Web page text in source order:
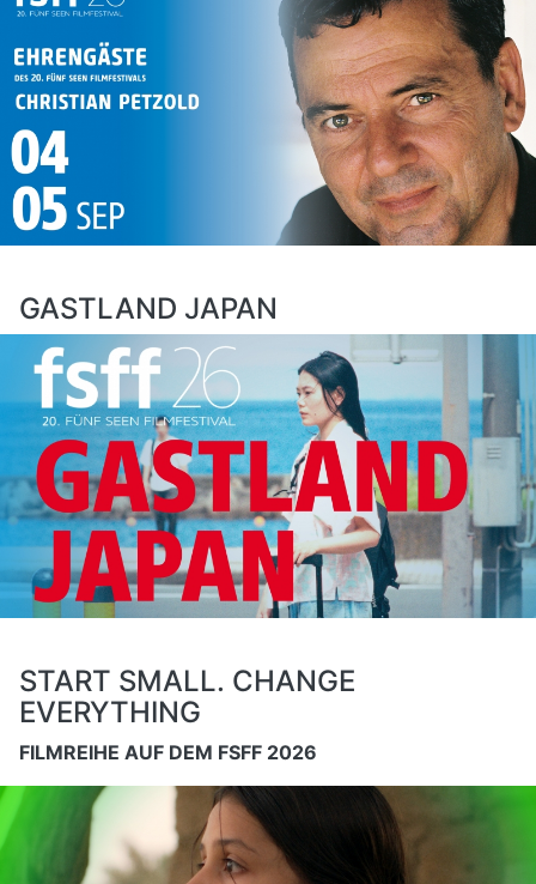
GASTLAND JAPAN
START SMALL. CHANGE
EVERYTHING
FILMREIHE AUF DEM FSFF 2026